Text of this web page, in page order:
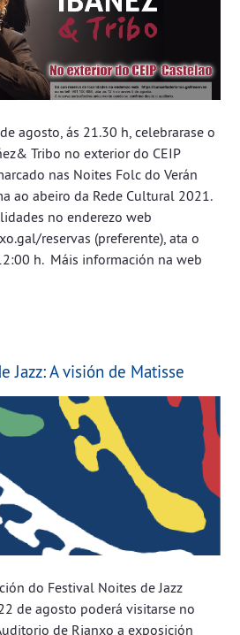
agosto, ás 21.30 h, celebrarase o
Tribo no exterior do CEIP
nas Noites Folc do Verán
ao abeiro da Rede Cultural 2021.
no enderezo web
reservas (preferente), ata o
h. ​​​​​​ Máis información na web
Jazz: A visión de Matisse
do Festival Noites de Jazz
de agosto poderá visitarse no
de Rianxo a exposición